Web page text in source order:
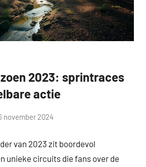
2023: sprintraces
actie
november 2024
van 2023 zit boordevol
unieke circuits die fans over de